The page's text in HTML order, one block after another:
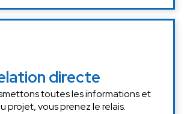
directe
toutes les informations et
projet, vous prenez le relais.